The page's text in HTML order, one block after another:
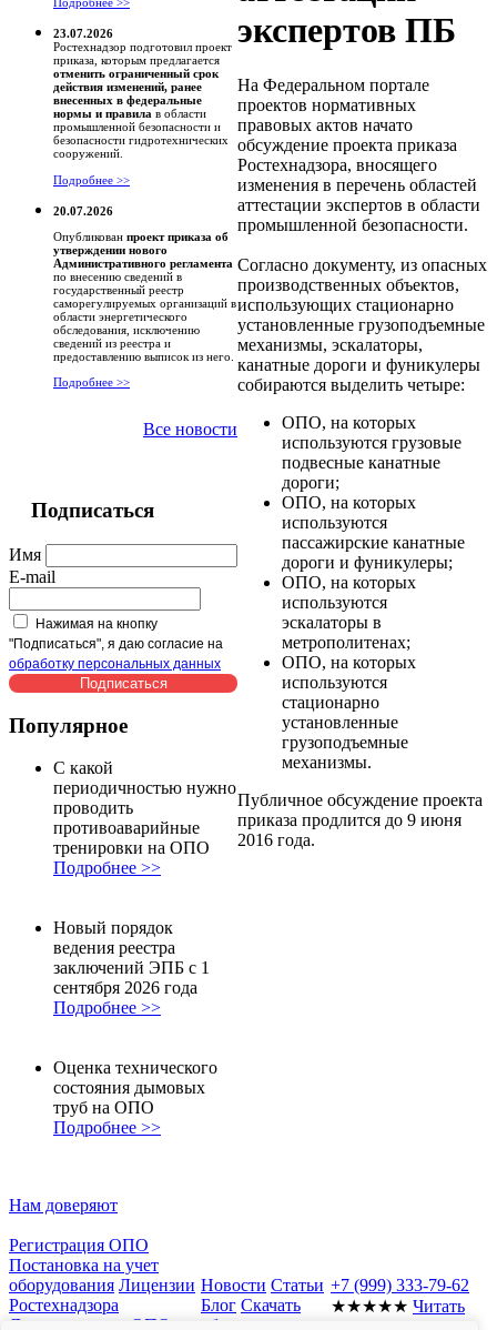
Подробнее >>
23.07.2026
Ростехнадзор подготовил проект
приказа, которым предлагается
отменить ограниченный срок
действия изменений, ранее
внесенных в федеральные
нормы и правила в области
промышленной безопасности и
безопасности гидротехнических
сооружений.
Подробнее >>
20.07.2026
Опубликован проект приказа об
утверждении нового
Административного регламента
по внесению сведений в
государственный реестр
саморегулируемых организаций в
области энергетического
обследования, исключению
сведений из реестра и
предоставлению выписок из него.
Подробнее >>
Все новости
Подписаться
Имя
E-mail
Нажимая на кнопку
"Подписаться", я даю согласие на
обработку персональных данных
Популярное
С какой
периодичностью нужно
проводить
противоаварийные
тренировки на ОПО
Подробнее >>
Новый порядок
ведения реестра
заключений ЭПБ с 1
сентября 2026 года
Подробнее >>
Оценка технического
состояния дымовых
труб на ОПО
Подробнее >>
экспертов ПБ
На Федеральном портале
проектов нормативных
правовых актов начато
обсуждение проекта приказа
Ростехнадзора, вносящего
изменения в перечень областей
аттестации экспертов в области
промышленной безопасности.
Согласно документу, из опасных
производственных объектов,
использующих стационарно
установленные грузоподъемные
механизмы, эскалаторы,
канатные дороги и фуникулеры
собираются выделить четыре:
ОПО, на которых
используются грузовые
подвесные канатные
дороги;
ОПО, на которых
используются
пассажирские канатные
дороги и фуникулеры;
ОПО, на которых
используются
эскалаторы в
метрополитенах;
ОПО, на которых
используются
стационарно
установленные
грузоподъемные
механизмы.
Публичное обсуждение проекта
приказа продлится до 9 июня
2016 года.
Нам доверяют
Регистрация ОПО
Постановка на учет
оборудования Лицензии
Ростехнадзора
Документы для ОПО
Новости Статьи
Блог Скачать
образцы
+7 (999) 333-79-62
★★★★★ Читать